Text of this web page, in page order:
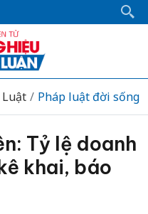
Luật Pháp luật đời sống
Tỷ lệ doanh
khai, báo